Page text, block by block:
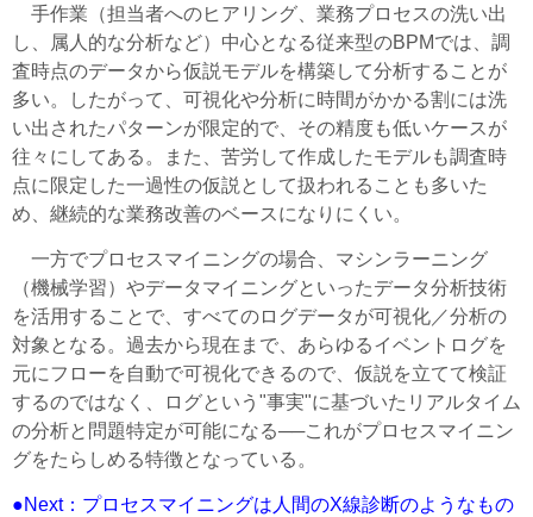
手作業（担当者へのヒアリング、業務プロセスの洗い出
し、属人的な分析など）中心となる従来型のBPMでは、調
査時点のデータから仮説モデルを構築して分析することが
多い。したがって、可視化や分析に時間がかかる割には洗
い出されたパターンが限定的で、その精度も低いケースが
往々にしてある。また、苦労して作成したモデルも調査時
点に限定した一過性の仮説として扱われることも多いた
め、継続的な業務改善のベースになりにくい。
一方でプロセスマイニングの場合、マシンラーニング
（機械学習）やデータマイニングといったデータ分析技術
を活用することで、すべてのログデータが可視化／分析の
対象となる。過去から現在まで、あらゆるイベントログを
元にフローを自動で可視化できるので、仮説を立てて検証
するのではなく、ログという"事実"に基づいたリアルタイム
の分析と問題特定が可能になる──これがプロセスマイニン
グをたらしめる特徴となっている。
●Next：プロセスマイニングは人間のX線診断のようなもの